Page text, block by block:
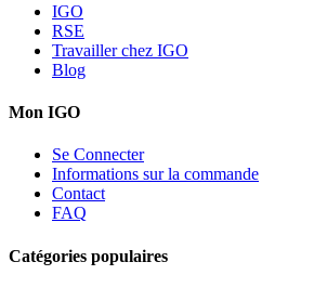
IGO
RSE
Travailler chez IGO
Blog
Mon IGO
Se Connecter
Informations sur la commande
Contact
FAQ
Catégories populaires